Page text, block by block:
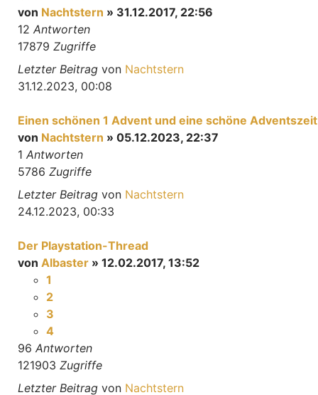
von Nachtstern » 31.12.2017, 22:56
12 Antworten
17879 Zugriffe
Letzter Beitrag von Nachtstern
31.12.2023, 00:08
Einen schönen 1 Advent und eine schöne Adventszeit
von Nachtstern » 05.12.2023, 22:37
1 Antworten
5786 Zugriffe
Letzter Beitrag von Nachtstern
24.12.2023, 00:33
Der Playstation-Thread
von Albaster » 12.02.2017, 13:52
1
2
3
4
96 Antworten
121903 Zugriffe
Letzter Beitrag von Nachtstern